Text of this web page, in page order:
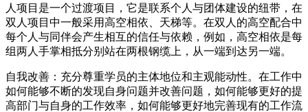
人项目是一个过渡项目，它是联系个人与团体建设的纽带，在
双人项目中一般采用高空相依、天梯等。在双人的高空配合中
每个人与同伴会产生相互的信任与依赖，例如，高空相依是每
组两人手掌相抵分别站在两根钢缆上，从一端到达另一端。
自我改善：充分尊重学员的主体地位和主观能动性。在工作中
如何能够不断的发现自身问题并改善问题，如何能够更好的提
高部门与自身的工作效率，如何能够更好地完善现有的工作流